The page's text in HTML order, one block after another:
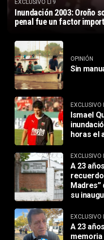
EXCLUSIVO LT9
Inundación 2003: Oroño
penal fue un factor
OPINIÓN
Sin
EXCLUSIVO
Ismael
horas el
EXCLUSIVO
A 23
recuerdo
Madres”
su
EXCLUSIVO
A 23
memoria